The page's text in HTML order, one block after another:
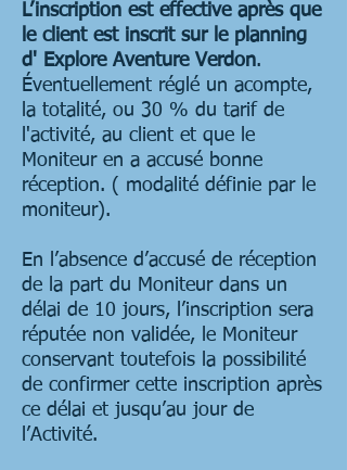
L’inscription est effective après que
le client est inscrit sur le planning
d' Explore Aventure Verdon.
Éventuellement réglé un acompte,
la totalité, ou 30 % du tarif de
l'activité, au client et que le
Moniteur en a accusé bonne
réception. ( modalité définie par le
moniteur).
En l’absence d’accusé de réception
de la part du Moniteur dans un
délai de 10 jours, l’inscription sera
réputée non validée, le Moniteur
conservant toutefois la possibilité
de confirmer cette inscription après
ce délai et jusqu’au jour de
l’Activité.